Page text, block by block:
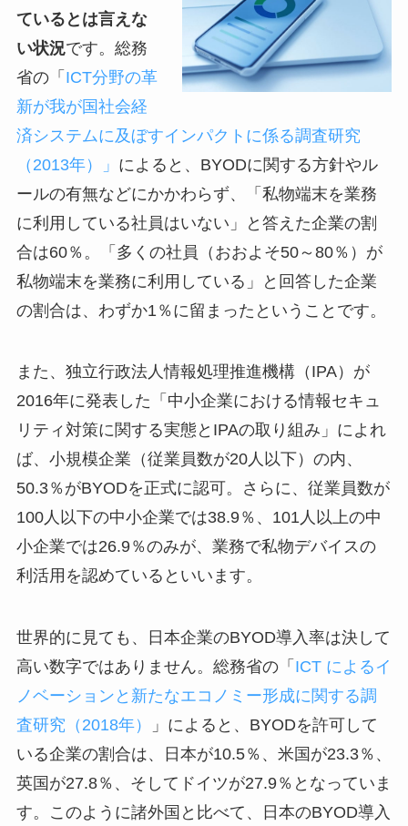
ているとは言えな
い状況です。総務
省の「 ICT分野の革
新が我が国社会経
済システムに及ぼすインパクトに係る調査研究
（2013年）」 によると、BYODに関する方針やル
ールの有無などにかかわらず、「私物端末を業務
に利用している社員はいない」と答えた企業の割
合は60％。「多くの社員（おおよそ50～80％）が
私物端末を業務に利用している」と回答した企業
の割合は、わずか1％に留まったということです。
また、独立行政法人情報処理推進機構（IPA）が
2016年に発表した「中小企業における情報セキュ
リティ対策に関する実態とIPAの取り組み 」によれ
ば、小規模企業（従業員数が20人以下）の内、
50.3％がBYODを正式に認可。さらに、従業員数が
100人以下の中小企業では38.9％、101人以上の中
小企業では26.9％のみが、業務で私物デバイスの
利活用を認めているといいます。
世界的に見ても、日本企業のBYOD導入率は決して
高い数字ではありません。総務省の「 ICT によるイ
ノベーションと新たなエコノミー形成に関する調
査研究（2018年）
」によると、BYODを許可して
いる企業の割合は、日本が10.5％、米国が23.3％、
英国が27.8％、そしてドイツが27.9％となっていま
す。このように諸外国と比べて、日本のBYOD導入